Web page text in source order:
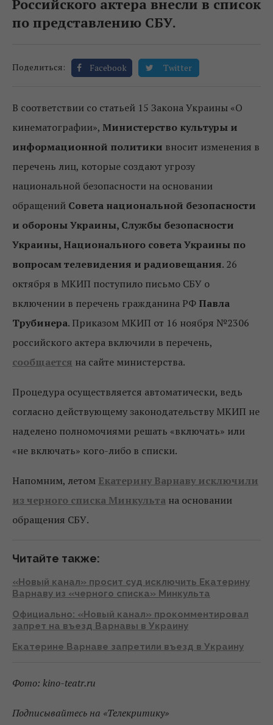
Российского актера внесли в список
по представлению СБУ.
Поделиться: Facebook Twitter
В соответствии со статьей 15 Закона Украины «О
кинематографии», Министерство культуры и
информационной политики вносит изменения в
перечень лиц, которые создают угрозу
национальной безопасности на основании
обращений Совета национальной безопасности
и обороны Украины, Службы безопасности
Украины, Национального совета Украины по
вопросам телевидения и радиовещания. 26
октября в МКИП поступило письмо СБУ о
включении в перечень гражданина РФ Павла
Трубинера. Приказом МКИП от 16 ноября №2306
российского актера включили в перечень,
сообщается на сайте министерства.
Процедура осуществляется автоматически, ведь
согласно действующему законодательству МКИП не
наделено полномочиями решать «включать» или
«не включать» кого-либо в списки.
Напомним, летом Екатерину Варнаву исключили
из черного списка Минкульта на основании
обращения СБУ.
Читайте также:
«Новый канал» просит суд исключить Екатерину
Варнаву из «черного списка» Минкульта
Официально: «Новый канал» прокомментировал
запрет на въезд Варнавы в Украину
Екатерине Варнаве запретили въезд в Украину
Фото: kino-teatr.ru
Подписывайтесь на «Телекритику»